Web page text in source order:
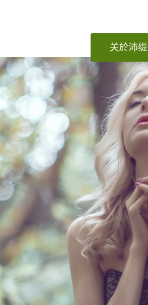
关於沛缇